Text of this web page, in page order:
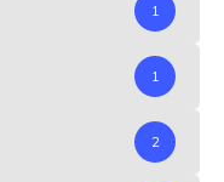
1
1
2